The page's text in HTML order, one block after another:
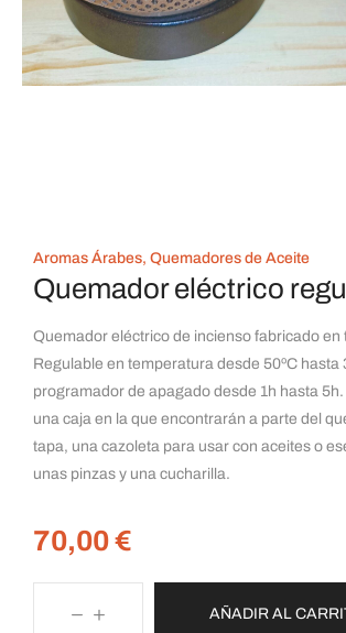
Aromas Árabes, Quemadores de Aceite
Quemador eléctrico
Quemador eléctrico de incienso fabricado en
Regulable en temperatura desde 50ºC hasta
programador de apagado desde 1h hasta
una caja en la que encontrarán a parte del
tapa, una cazoleta para usar con aceites o
unas pinzas y una cucharilla.
70,00€
AÑADIR AL